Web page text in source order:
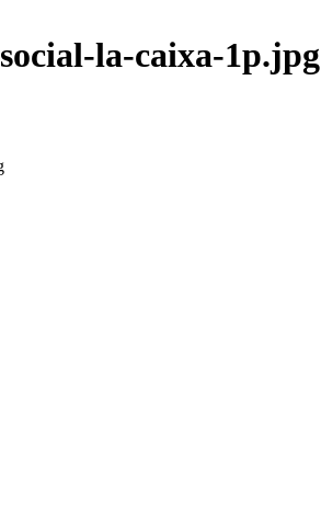
la-caixa-1p.jpg